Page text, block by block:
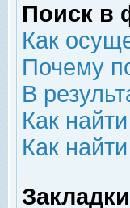
Поиск в
Как
Почему
В
Как
Как